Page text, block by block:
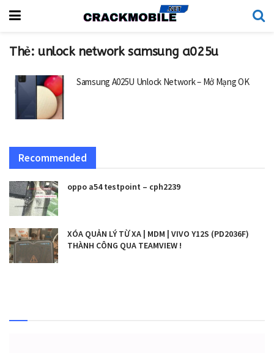
Thẻ: unlock network samsung a025u
Samsung A025U Unlock Network – Mở Mạng OK
Recommended
oppo a54 testpoint – cph2239
XÓA QUẢN LÝ TỪ XA | MDM | VIVO Y12S (PD2036F)
THÀNH CÔNG QUA TEAMVIEW !